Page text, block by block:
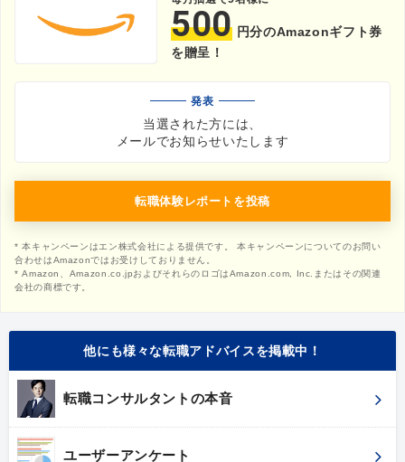
500 円分のAmazonギフト券
を贈呈！
発表
当選された方には、
メールでお知らせいたします
転職体験レポートを投稿
* 本キャンペーンはエン株式会社による提供です。 本キャンペーンについてのお問い
合わせはAmazonではお受けしておりません。
* Amazon、Amazon.co.jpおよびそれらのロゴはAmazon.com, Inc.またはその関連
会社の商標です。
他にも様々な転職アドバイスを掲載中！
転職コンサルタントの本音
ユーザーアンケート